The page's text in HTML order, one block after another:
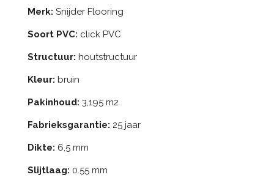
Merk: Snijder Flooring
Soort PVC: click PVC
Structuur: houtstructuur
Kleur: bruin
Pakinhoud: 3,195 m2
Fabrieksgarantie: 25 jaar
Dikte: 6,5 mm
Slijtlaag: 0.55 mm